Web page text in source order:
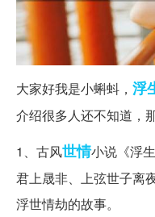
大家好我是小蝌蚪， 浮
介绍很多人还不知道，
1、古风世情小说《浮
君上晟非、上弦世子离
浮世情劫的故事。